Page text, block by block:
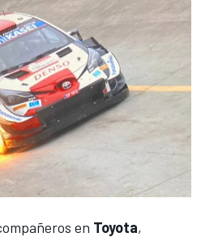
en Toyota,